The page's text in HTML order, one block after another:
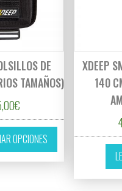
DE
TAMAÑOS)
€
OPCIONES
Este producto
XDEEP
140